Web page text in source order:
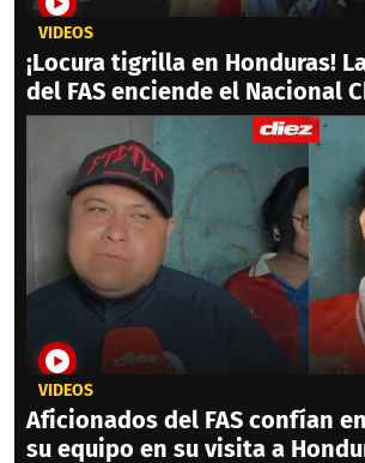
VIDEOS
¡Locura tigrilla en Honduras!
del FAS enciende el Nacional
VIDEOS
Aficionados del FAS confían
su equipo en su visita a